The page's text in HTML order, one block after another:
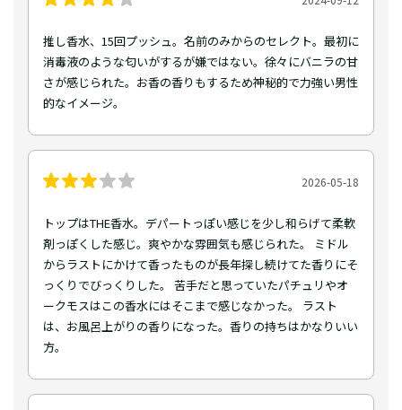
推し香水、15回プッシュ。名前のみからのセレクト。最初に
消毒液のような匂いがするが嫌ではない。徐々にバニラの甘
さが感じられた。お香の香りもするため神秘的で力強い男性
的なイメージ。
2026-05-18
トップはTHE香水。デパートっぽい感じを少し和らげて柔軟
剤っぽくした感じ。爽やかな雰囲気も感じられた。 ミドル
からラストにかけて香ったものが長年探し続けてた香りにそ
っくりでびっくりした。 苦手だと思っていたパチュリやオ
ークモスはこの香水にはそこまで感じなかった。 ラスト
は、お風呂上がりの香りになった。香りの持ちはかなりいい
方。